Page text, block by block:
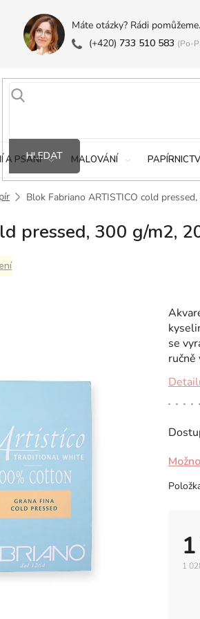
Máte otázky? Rádi pomůžeme.
(+420) 733 510 583 (Po-
HLEDAT
A PSANÍ MALOVÁNÍ
Blok Fabriano ARTISTICO cold
pressed, 300 g/m2,
1
se
ručně